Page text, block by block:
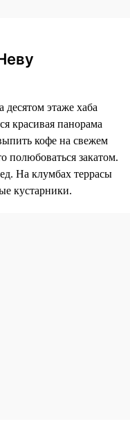
этаже хаба
красивая панорама
кофе на свежем
полюбоваться закатом.
На клумбах террасы
кустарники.